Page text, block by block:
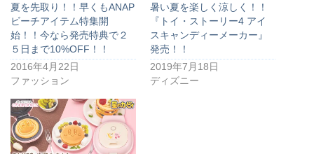
夏を先取り！！早くもANAP
ビーチアイテム特集開
始！！今なら発売特典で２
５日まで10%OFF！！
2016年4月22日
ファッション
暑い夏を楽しく涼しく！！
『トイ・ストーリー4 アイ
スキャンディーメーカー』
発売！！
2019年7月18日
ディズニー